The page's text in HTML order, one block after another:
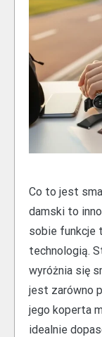
Co to jest
damski to
sobie funkcje
technologią.
wyróżnia się
jest zarówno
jego koperta
idealnie